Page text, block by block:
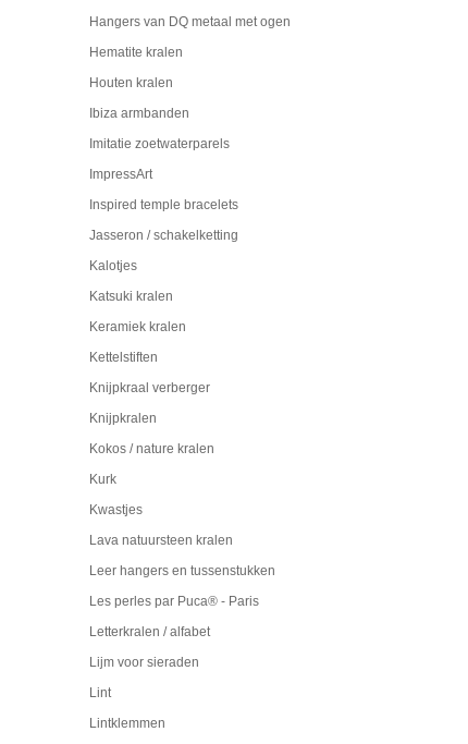
Hangers van DQ metaal met ogen
Hematite kralen
Houten kralen
Ibiza armbanden
Imitatie zoetwaterparels
ImpressArt
Inspired temple bracelets
Jasseron / schakelketting
Kalotjes
Katsuki kralen
Keramiek kralen
Kettelstiften
Knijpkraal verberger
Knijpkralen
Kokos / nature kralen
Kurk
Kwastjes
Lava natuursteen kralen
Leer hangers en tussenstukken
Les perles par Puca® - Paris
Letterkralen / alfabet
Lijm voor sieraden
Lint
Lintklemmen